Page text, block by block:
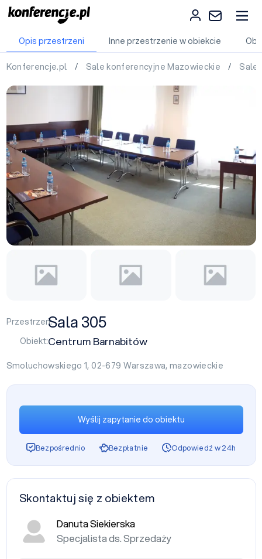
Opis przestrzeni Inne przestrzenie w obiekcie
Konferencje.pl / Sale konferencyjne Mazowieckie / Sale
Przestrzeń:Sala 305
Obiekt:Centrum Barnabitów
Smoluchowskiego 1, 02-679 Warszawa,mazowieckie
Wyślij zapytanie do obiektu
Bezpośrednio Bezpłatnie Odpowiedź w 24h
Skontaktuj się z obiektem
Danuta Siekierska
Specjalista ds. Sprzedaży